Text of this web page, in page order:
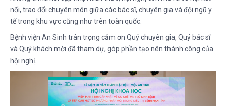
nối, trao đổi chuyên môn giữa các bác sĩ, chuyên gia và đội ngũ y
tế trong khu vực cũng như trên toàn quốc.
Bệnh viện An Sinh trân trọng cảm ơn Quý chuyên gia, Quý bác sĩ
và Quý khách mời đã tham dự, góp phần tạo nên thành công của
hội nghị.